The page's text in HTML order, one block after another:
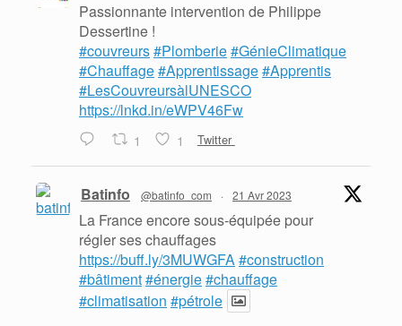
Passionnante intervention de Philippe
Dessertine !
#couvreurs#Plomberie#GénieClimatique
#Chauffage#Apprentissage#Apprentis
#LesCouvreursàlUNESCO
https://lnkd.in/eWPV46Fw
1 1 Twitter
Batinfo @batinfo_com · 21 Avr 2023
La France encore sous-équipée pour
régler ses chauffages
https://buff.ly/3MUWGFA#construction
#bâtiment#énergie#chauffage
#climatisation #pétrole